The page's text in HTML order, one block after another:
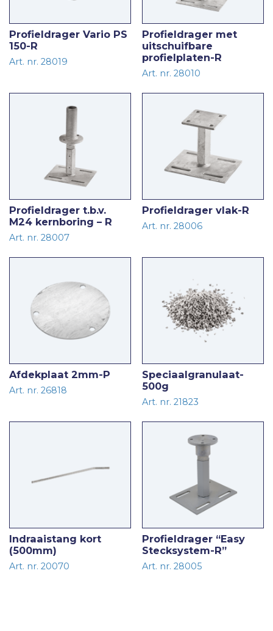
Profieldrager Vario PS
150-R
Art. nr. 28019
Profieldrager met
uitschuifbare
profielplaten-R
Art. nr. 28010
Profieldrager t.b.v.
M24 kernboring – R
Art. nr. 28007
Profieldrager vlak-R
Art. nr. 28006
Afdekplaat 2mm-P
Art. nr. 26818
Speciaalgranulaat-
500g
Art. nr. 21823
Indraaistang kort
(500mm)
Art. nr. 20070
Profieldrager “Easy
Stecksystem-R”
Art. nr. 28005